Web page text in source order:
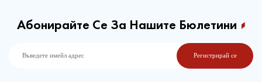
Абонирайте Се За Нашите Бюлетини